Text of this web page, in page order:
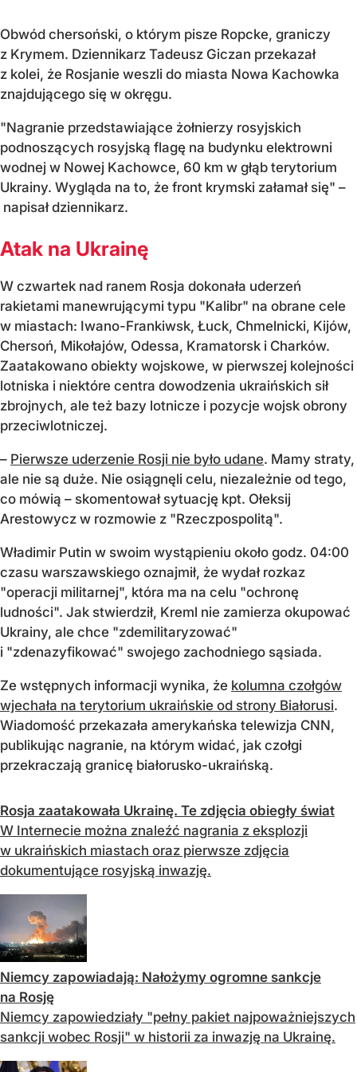
Obwód chersoński, o którym pisze Ropcke, graniczy
z Krymem. Dziennikarz Tadeusz Giczan przekazał
z kolei, że Rosjanie weszli do miasta Nowa Kachowka
znajdującego się w okręgu.
"Nagranie przedstawiające żołnierzy rosyjskich
podnoszących rosyjską flagę na budynku elektrowni
wodnej w Nowej Kachowce, 60 km w głąb terytorium
Ukrainy. Wygląda na to, że front krymski załamał się" –
napisał dziennikarz.
Atak na Ukrainę
W czwartek nad ranem Rosja dokonała uderzeń
rakietami manewrującymi typu "Kalibr" na obrane cele
w miastach: Iwano-Frankiwsk, Łuck, Chmelnicki, Kijów,
Chersoń, Mikołajów, Odessa, Kramatorsk i Charków.
Zaatakowano obiekty wojskowe, w pierwszej kolejności
lotniska i niektóre centra dowodzenia ukraińskich sił
zbrojnych, ale też bazy lotnicze i pozycje wojsk obrony
przeciwlotniczej.
– Pierwsze uderzenie Rosji nie było udane. Mamy straty,
ale nie są duże. Nie osiągnęli celu, niezależnie od tego,
co mówią – skomentował sytuację kpt. Ołeksij
Arestowycz w rozmowie z "Rzeczpospolitą".
Władimir Putin w swoim wystąpieniu około godz. 04:00
czasu warszawskiego oznajmił, że wydał rozkaz
"operacji militarnej", która ma na celu "ochronę
ludności". Jak stwierdził, Kreml nie zamierza okupować
Ukrainy, ale chce "zdemilitaryzować"
i "zdenazyfikować" swojego zachodniego sąsiada.
Ze wstępnych informacji wynika, że kolumna czołgów
wjechała na terytorium ukraińskie od strony Białorusi.
Wiadomość przekazała amerykańska telewizja CNN,
publikując nagranie, na którym widać, jak czołgi
przekraczają granicę białorusko-ukraińską.
Rosja zaatakowała Ukrainę. Te zdjęcia obiegły świat
W Internecie można znaleźć nagrania z eksplozji
w ukraińskich miastach oraz pierwsze zdjęcia
dokumentujące rosyjską inwazję.
Niemcy zapowiadają: Nałożymy ogromne sankcje
na Rosję
Niemcy zapowiedziały "pełny pakiet najpoważniejszych
sankcji wobec Rosji" w historii za inwazję na Ukrainę.